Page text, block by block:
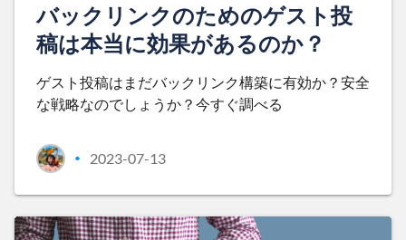
バックリンクのためのゲスト投
稿は本当に効果があるのか？
ゲスト投稿はまだバックリンク構築に有効か？安全
な戦略なのでしょうか？今すぐ調べる
• 2023-07-13